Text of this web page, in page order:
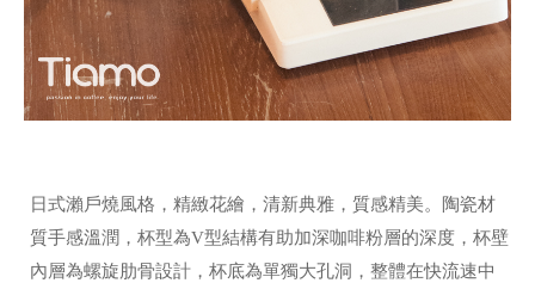
日式瀨戶燒風格，精緻花繪，清新典雅，質感精美。陶瓷材
質手感溫潤，杯型為V型結構有助加深咖啡粉層的深度，杯壁
內層為螺旋肋骨設計，杯底為單獨大孔洞，整體在快流速中